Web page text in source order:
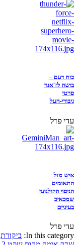
כוח רעם –
בושה לז'אנר
סרטי
גיבורי-העל
עדי פרל
איש מזל
התאומים –
הניסוי הקולנועי
שמכאיב
בעיניים
עדי פרל
In this category: ביקורת